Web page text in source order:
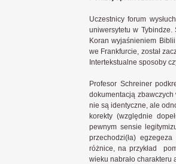
Uczestnicy forum
uniwersytetu w Tybindze.
Koran wyjaśnieniem
we Frankfurcie, został
Intertekstualne sposoby
Profesor Schreiner
dokumentacją zbawczych
nie są identyczne, ale
korekty (względnie
pewnym sensie
przechodzi(ła)
różnice, na przykład
wieku nabrało charakteru